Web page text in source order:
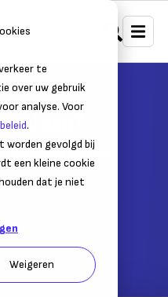
te
over uw gebruik
analyse. Voor
.
worden gevolgd bij
een kleine cookie
dat je niet
Weigeren
selectie
aan?
in dienst nemen